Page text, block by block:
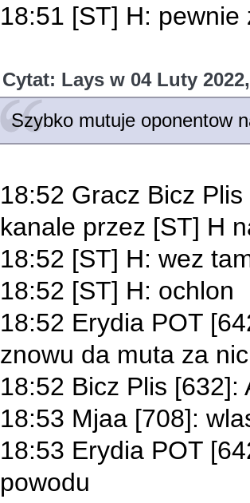
18:51 [ST] H: pewnie
Cytat: Lays w 04 Luty
Szybko mutuje oponentow
18:52 Gracz Bicz
kanale przez [ST] H
18:52 [ST] H: wez
18:52 [ST] H: ochlon
18:52 Erydia POT
znowu da muta za nic
18:52 Bicz Plis [632]:
18:53 Mjaa [708]:
18:53 Erydia POT
powodu